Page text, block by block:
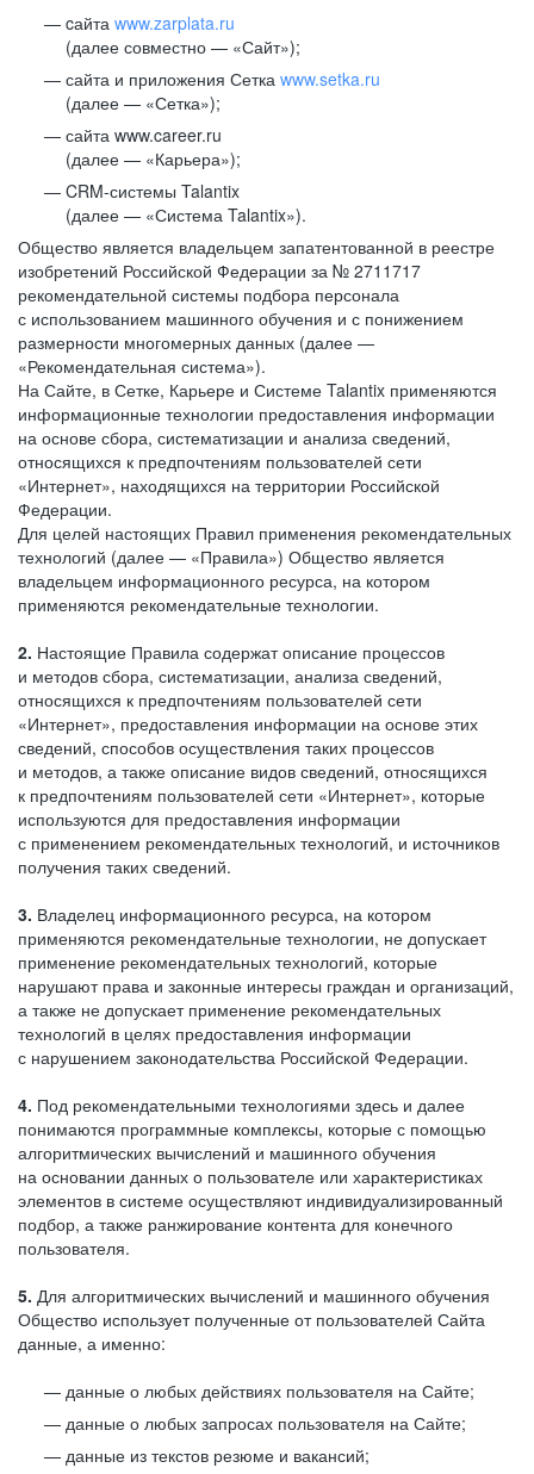
cайта www.zarplata.ru
(далее совместно — «Сайт»);
сайта и приложения Сетка www.setka.ru
(далее — «Сетка»);
сайта www.career.ru
(далее — «Карьера»);
CRM-системы Talantix
(далее — «Система Talantix»).
Общество является владельцем запатентованной в реестре
изобретений Российской Федерации за № 2711717
рекомендательной системы подбора персонала
с использованием машинного обучения и с понижением
размерности многомерных данных (далее —
«Рекомендательная система»).
На Сайте, в Сетке, Карьере и Системе Talantix применяются
информационные технологии предоставления информации
на основе сбора, систематизации и анализа сведений,
относящихся к предпочтениям пользователей сети
«Интернет», находящихся на территории Российской
Федерации.
Для целей настоящих Правил применения рекомендательных
технологий (далее — «Правила») Общество является
владельцем информационного ресурса, на котором
применяются рекомендательные технологии.
2. Настоящие Правила содержат описание процессов
и методов сбора, систематизации, анализа сведений,
относящихся к предпочтениям пользователей сети
«Интернет», предоставления информации на основе этих
сведений, способов осуществления таких процессов
и методов, а также описание видов сведений, относящихся
к предпочтениям пользователей сети «Интернет», которые
используются для предоставления информации
с применением рекомендательных технологий, и источников
получения таких сведений.
3. Владелец информационного ресурса, на котором
применяются рекомендательные технологии, не допускает
применение рекомендательных технологий, которые
нарушают права и законные интересы граждан и организаций,
а также не допускает применение рекомендательных
технологий в целях предоставления информации
с нарушением законодательства Российской Федерации.
4. Под рекомендательными технологиями здесь и далее
понимаются программные комплексы, которые с помощью
алгоритмических вычислений и машинного обучения
на основании данных о пользователе или характеристиках
элементов в системе осуществляют индивидуализированный
подбор, а также ранжирование контента для конечного
пользователя.
5. Для алгоритмических вычислений и машинного обучения
Общество использует полученные от пользователей Сайта
данные, а именно:
данные о любых действиях пользователя на Сайте;
данные о любых запросах пользователя на Сайте;
данные из текстов резюме и вакансий;